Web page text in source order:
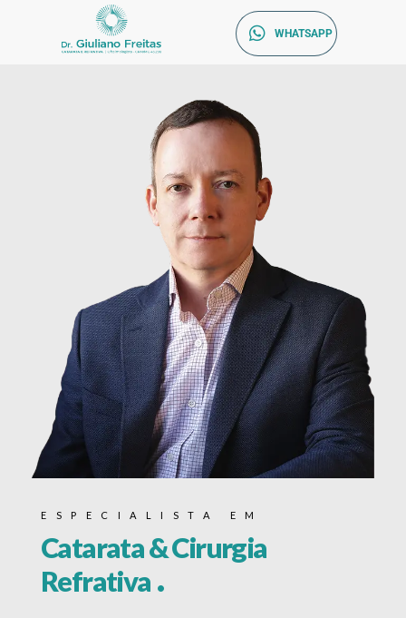
WHATSAPP
ESPECIALISTA EM
Catarata & Cirurgia
Refrativa.